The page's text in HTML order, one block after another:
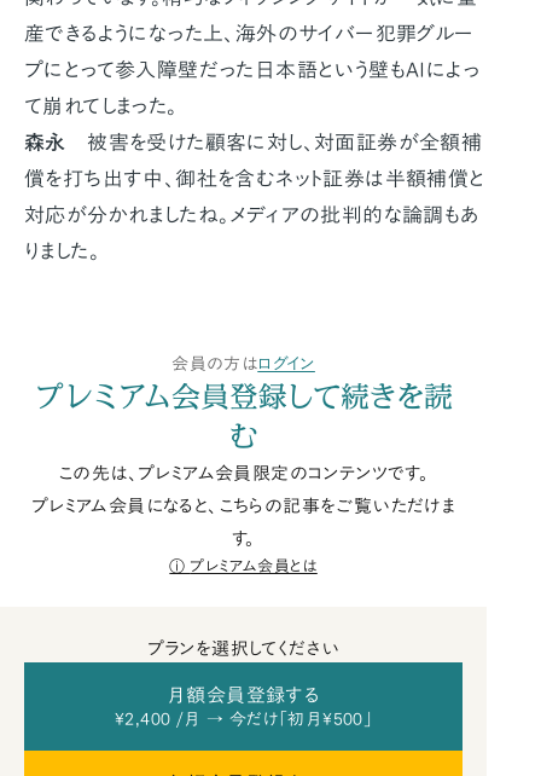
産できるようになった上、海外のサイバー犯罪グルー
プにとって参入障壁だった日本語という壁もAIによっ
て崩れてしまった。
森永
被害を受けた顧客に対し、対面証券が全額補
償を打ち出す中、御社を含むネット証券は半額補償と
対応が分かれましたね。メディアの批判的な論調もあ
りました。
会員の方はログイン
プレミアム会員登録して続きを読
む
この先は、プレミアム会員限定のコンテンツです。
プレミアム会員になると、こちらの記事をご覧いただけま
す。
プレミアム会員とは
プランを選択してください
月額会員登録する
¥2,400 /月 → 今だけ「初月¥500」